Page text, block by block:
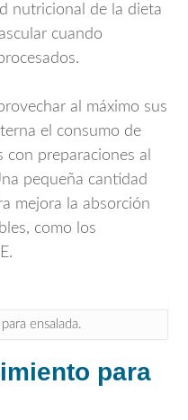
nutricional de la dieta
cuando
al máximo sus
el consumo de
preparaciones al
pequeña cantidad
mejora la absorción
como los
ensalada.
para